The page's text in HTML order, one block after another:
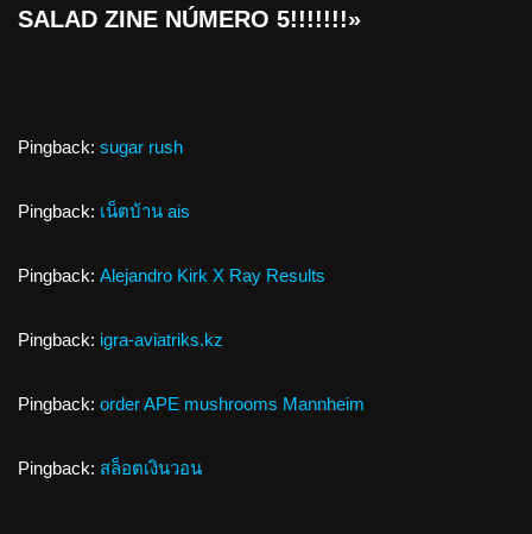
SALAD ZINE NÚMERO 5!!!!!!!»
Pingback: sugar rush
Pingback: เน็ตบ้าน ais
Pingback: Alejandro Kirk X Ray Results
Pingback: igra-aviatriks.kz
Pingback: order APE mushrooms Mannheim
Pingback: สล็อตเงินวอน